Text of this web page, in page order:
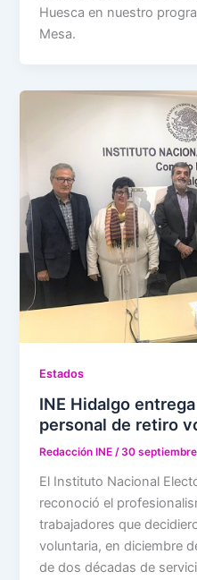
Huesca en nuestro
Mesa.
Estados
INE Hidalgo
personal de retiro
Redacción INE/30
El Instituto Nacional
reconoció el
trabajadores que
voluntaria, en diciembre
de dos décadas de